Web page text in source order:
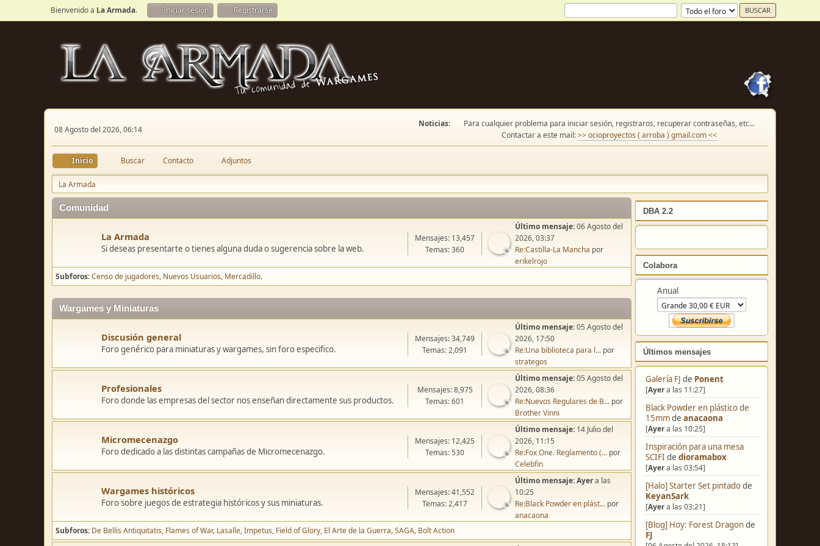
Bienvenido a La Armada. Iniciar sesión Registrarse
08 Agosto del 2026, 06:14
Noticias:
Para cualquier problema para iniciar sesión, registraros, recuperar contraseñas, etc...
Contactar a este mail:>> ocioproyectos ( arroba ) gmail.com <<
Inicio Buscar Contacto Adjuntos
La Armada
DBA 2.2
Colabora
Anual
Últimos mensajes
Galería FJdePonent
[Ayer a las 11:27]
Black Powder en plástico de
15mmdeanacaona
[Ayer a las 10:25]
Inspiración para una mesa
SCIFIdedioramabox
[Ayer a las 03:54]
[Halo] Starter Set pintadode
KeyanSark
Comunidad
La Armada
Si deseas presentarte o tienes alguna duda o sugerencia sobre la web.
Mensajes: 13,457
Temas: 360
Último mensaje:06 Agosto del
2026, 03:37
Re:Castilla-La Mancha por
erikelrojo
Subforos Censo de jugadores Nuevos Usuarios Mercadillo.
Wargames y Miniaturas
Discusión general
Foro genérico para miniaturas y wargames, sin foro especifico.
Mensajes: 34,749
Temas: 2,091
Último mensaje:05 Agosto del
2026, 17:50
Re:Una biblioteca para l... por
strategos
Profesionales
Foro donde las empresas del sector nos enseñan directamente sus productos.
Mensajes: 8,975
Temas: 601
Último mensaje:05 Agosto del
2026, 08:36
Re:Nuevos Regulares de B... por
Brother Vinni
Micromecenazgo
Foro dedicado a las distintas campañas de Micromecenazgo.
Mensajes: 12,425
Temas: 530
Último mensaje: 14 Julio del
2026, 11:15
Re:Fox One. Reglamento (... por
Celebfin
Wargames históricos
Foro sobre juegos de estrategia históricos y sus miniaturas.
Mensajes: 41,552
Temas: 2,417
Último mensaje:Ayera las
10:25
Re:Black Powder en plást... por
anacaona
Subforos De Bellis Antiquitatis Flames of War Lasalle Impetus Field of Glory El Arte de la Guerra SAGA Bolt Action